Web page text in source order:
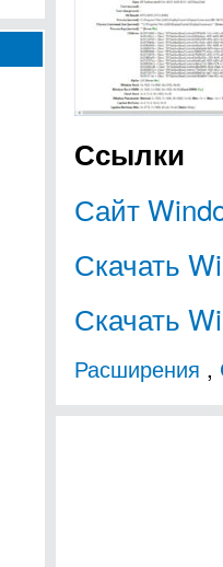
Ссылки
Сайт
Скачать
Скачать
Расширения ,